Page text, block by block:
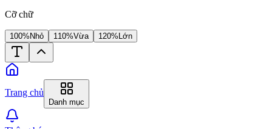
Cỡ chữ
100% Nhỏ 110%Vừa 120% Lớn
Trang chủ
Danh mục